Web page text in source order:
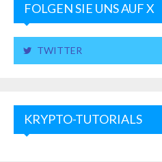
FOLGEN SIE UNS AUF X
TWITTER
KRYPTO-TUTORIALS